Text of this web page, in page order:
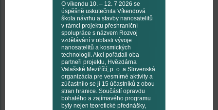
O víkendu 10. – 12. 7 2026 se
úspěšně uskutečnila Víkendová
škola návrhu a stavby nanosatelitů
v rámci projektu přeshraniční
spolupráce s názvem Rozvoj
vzdělávání v oblasti vývoje
nanosatelitů a kosmických
technologií. Akci pořádali oba
partneři projektu, Hvězdárna
Valašské Meziříčí, p. o. a Slovenská
organizácia pre vesmírné aktivity a
zúčastnilo se ji 15 účastníků z obou
stran hranice. Součástí opravdu
bohatého a zajímavého programu
byly nejen teoretické přednášky,